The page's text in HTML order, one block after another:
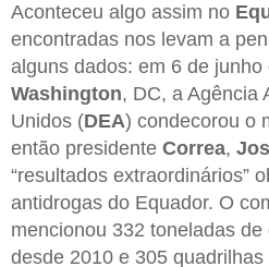
Aconteceu algo assim no
encontradas nos levam a
alguns dados: em 6 de junho
Washington, DC, a Agência
Unidos (DEA) condecorou o
então presidente Correa,
“resultados extraordinários”
antidrogas do Equador. O
mencionou 332 toneladas
desde 2010 e 305 quadrilhas